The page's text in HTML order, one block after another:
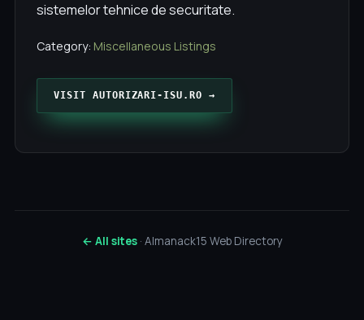
sistemelor tehnice de securitate.
Category: Miscellaneous Listings
VISIT AUTORIZARI-ISU.RO →
← All sites· Almanack15 Web Directory